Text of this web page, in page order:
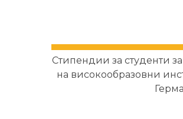
Стипендии за студенти
на високообразовни